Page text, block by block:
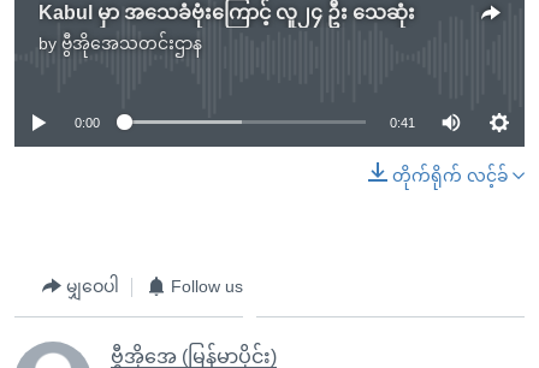
Kabul မှာ အသေခံဗုံးကြောင့် လူ၂၄ ဦး သေဆုံး
by ဗွီအိုအေသတင်းဌာန
No media source currently available
0:00 0:41
တိုက်ရိုက် လင့်ခ်
မျှဝေပါ Follow us
ဗွီအိုအေ (မြန်မာပိုင်း)